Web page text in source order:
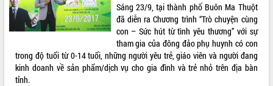
VIDEO
ALBUM ẢNH
Sáng 23/9, tại thành phố Buôn Ma Thuột
đã diễn ra Chương trình “Trò chuyện cùng
con – Sức hút từ tình yêu thương” với sự
tham gia của đông đảo phụ huynh có con
trong độ tuổi từ 0 - 14 tuổi, những người yêu trẻ, giáo viên và người đang
kinh doanh về sản phẩm/dịch vụ cho gia đình và trẻ nhỏ trên địa bàn
tỉnh.